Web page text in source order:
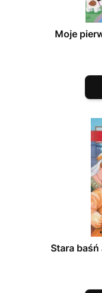
Moje
Stara